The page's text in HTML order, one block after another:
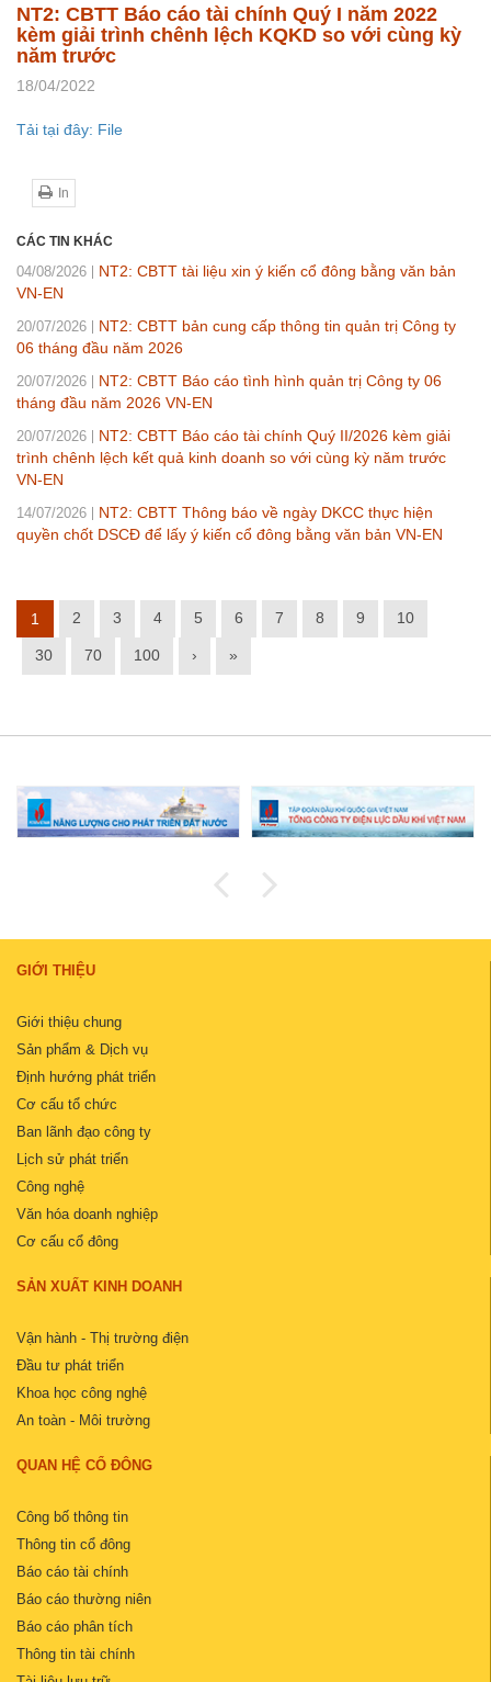
NT2: CBTT Báo cáo tài chính Quý I năm 2022
kèm giải trình chênh lệch KQKD so với cùng kỳ
năm trước
18/04/2022
Tải tại đây: File
In
CÁC TIN KHÁC
04/08/2026
NT2: CBTT tài liệu xin ý kiến cổ đông bằng văn bản
VN-EN
20/07/2026
NT2: CBTT bản cung cấp thông tin quản trị Công ty
06 tháng đầu năm 2026
20/07/2026
NT2: CBTT Báo cáo tình hình quản trị Công ty 06
tháng đầu năm 2026 VN-EN
20/07/2026
NT2: CBTT Báo cáo tài chính Quý II/2026 kèm giải
trình chênh lệch kết quả kinh doanh so với cùng kỳ năm trước
VN-EN
14/07/2026
NT2: CBTT Thông báo về ngày DKCC thực hiện
quyền chốt DSCĐ để lấy ý kiến cổ đông bằng văn bản VN-EN
1 2 3 4 5 6 7 8 9 10
30 70 100 › »
GIỚI THIỆU
Giới thiệu chung
Sản phẩm & Dịch vụ
Định hướng phát triển
Cơ cấu tổ chức
Ban lãnh đạo công ty
Lịch sử phát triển
Công nghệ
Văn hóa doanh nghiệp
Cơ cấu cổ đông
SẢN XUẤT KINH DOANH
Vận hành - Thị trường điện
Đầu tư phát triển
Khoa học công nghệ
An toàn - Môi trường
QUAN HỆ CỔ ĐÔNG
Công bố thông tin
Thông tin cổ đông
Báo cáo tài chính
Báo cáo thường niên
Báo cáo phân tích
Thông tin tài chính